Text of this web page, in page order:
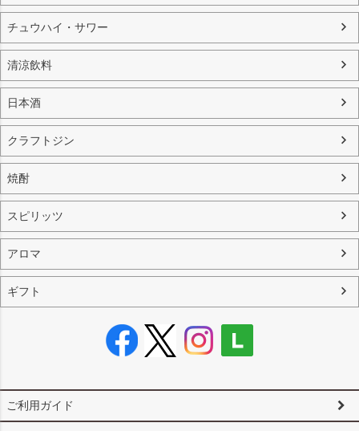
チュウハイ・サワー
清涼飲料
日本酒
クラフトジン
焼酎
スピリッツ
アロマ
ギフト
ご利用ガイド